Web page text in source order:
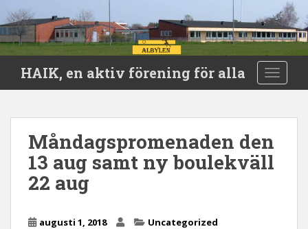
i
HAIK, en aktiv förening för alla
Måndagspromenaden den
13 aug samt ny boulekväll
22 aug
augusti 1, 2018 Uncategorized